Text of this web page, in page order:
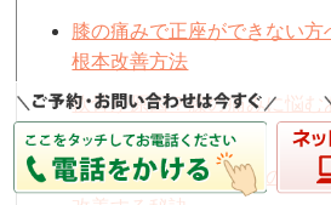
膝の痛みで正座ができない方
根本改善方法
軟骨が原因？膝の痛みに悩
明かす関係性と改善策
膝の痛みに効く！足裏のツ